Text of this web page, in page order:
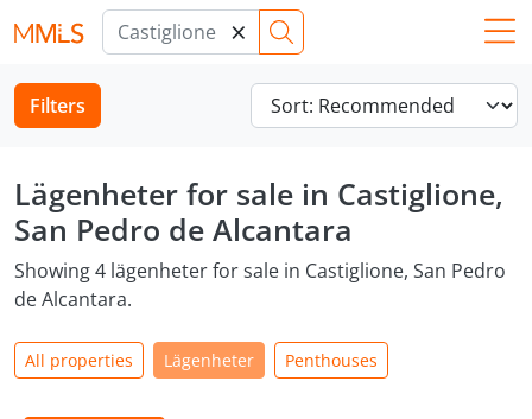
×
Filters
Lägenheter for sale in Castiglione,
San Pedro de Alcantara
Showing 4 lägenheter for sale in Castiglione, San Pedro
de Alcantara.
All properties Lägenheter Penthouses